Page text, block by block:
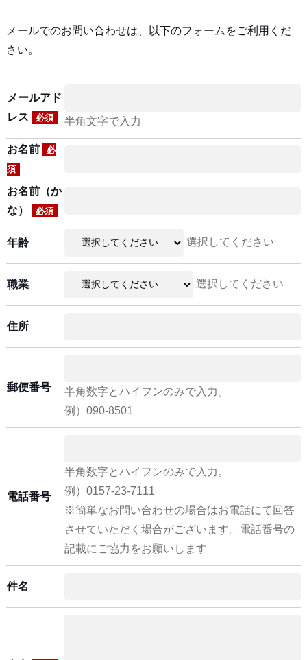
メールでのお問い合わせは、以下のフォームをご利用くだ
さい。
メールアド
レス
必須 半角文字で入力
お名前
必
須
お名前（か
な）
必須
年齢 選択してください
職業 選択してください
住所
郵便番号
半角数字とハイフンのみで入力。
例）090-8501
電話番号
半角数字とハイフンのみで入力。
例）0157-23-7111
※簡単なお問い合わせの場合はお電話にて回答
させていただく場合がございます。電話番号の
記載にご協力をお願いします
件名